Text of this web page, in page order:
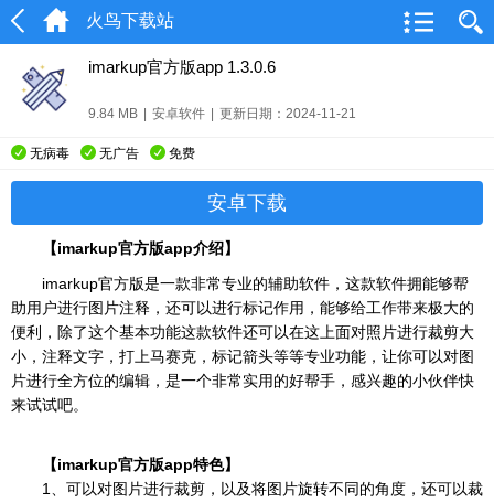
火鸟下载站
imarkup官方版app 1.3.0.6
9.84 MB 安卓软件 更新日期：2024-11-21
无病毒 无广告 免费
安卓下载
【imarkup官方版app介绍】
imarkup官方版是一款非常专业的辅助软件，这款软件拥能够帮
助用户进行图片注释，还可以进行标记作用，能够给工作带来极大的
便利，除了这个基本功能这款软件还可以在这上面对照片进行裁剪大
小，注释文字，打上马赛克，标记箭头等等专业功能，让你可以对图
片进行全方位的编辑，是一个非常实用的好帮手，感兴趣的小伙伴快
来试试吧。
【imarkup官方版app特色】
1、可以对图片进行裁剪，以及将图片旋转不同的角度，还可以裁